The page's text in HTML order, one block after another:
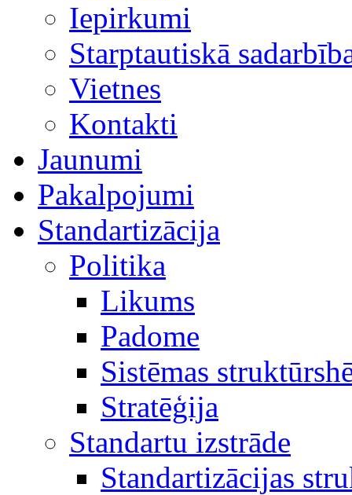
Iepirkumi
Starptautiskā
Vietnes
Kontakti
Jaunumi
Pakalpojumi
Standartizācija
Politika
Likums
Padome
Sistēmas
Stratēģija
Standartu izstrāde
Standartizācijas